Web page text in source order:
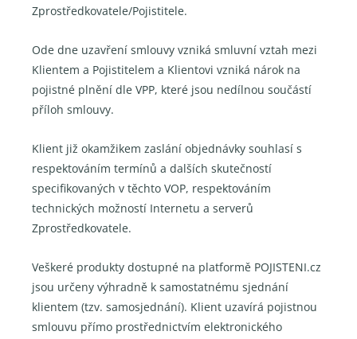
Zprostředkovatele/Pojistitele.
Ode dne uzavření smlouvy vzniká smluvní vztah mezi
Klientem a Pojistitelem a Klientovi vzniká nárok na
pojistné plnění dle VPP, které jsou nedílnou součástí
příloh smlouvy.
Klient již okamžikem zaslání objednávky souhlasí s
respektováním termínů a dalších skutečností
specifikovaných v těchto VOP, respektováním
technických možností Internetu a serverů
Zprostředkovatele.
Veškeré produkty dostupné na platformě POJISTENI.cz
jsou určeny výhradně k samostatnému sjednání
klientem (tzv. samosjednání). Klient uzavírá pojistnou
smlouvu přímo prostřednictvím elektronického